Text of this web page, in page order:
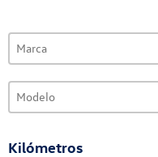
VO Selector de marca
Select content
Select content
VO Selector de modelo
Select content
Select content
Kilómetros